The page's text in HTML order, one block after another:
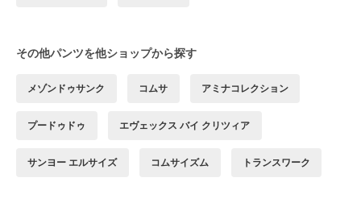
その他パンツを他ショップから探す
メゾンドゥサンク コムサ アミナコレクション
プードゥドゥ エヴェックス バイ クリツィア
サンヨー エルサイズ コムサイズム トランスワーク